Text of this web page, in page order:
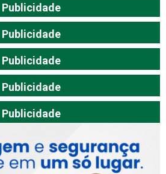
Publicidade
Publicidade
Publicidade
Publicidade
Publicidade